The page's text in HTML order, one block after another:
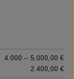
4.000 – 5.000,00 €
2.400,00 €